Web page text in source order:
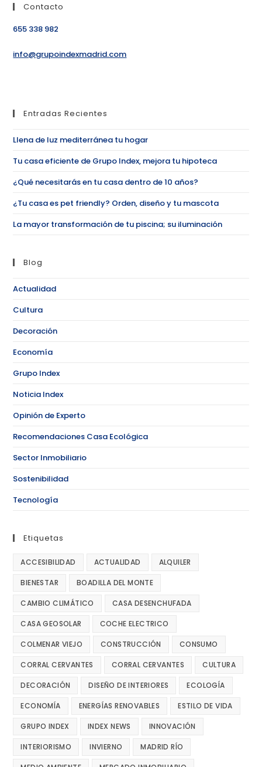
Contacto
655 338 982
info@grupoindexmadrid.com
Entradas Recientes
Llena de luz mediterránea tu hogar
Tu casa eficiente de Grupo Index, mejora tu hipoteca
¿Qué necesitarás en tu casa dentro de 10 años?
¿Tu casa es pet friendly? Orden, diseño y tu mascota
La mayor transformación de tu piscina; su iluminación
Blog
Actualidad
Cultura
Decoración
Economía
Grupo Index
Noticia Index
Opinión de Experto
Recomendaciones Casa Ecológica
Sector Inmobiliario
Sostenibilidad
Tecnología
Etiquetas
ACCESIBILIDAD ACTUALIDAD ALQUILER
BIENESTAR BOADILLA DEL MONTE
CAMBIO CLIMÁTICO CASA DESENCHUFADA
CASA GEOSOLAR COCHE ELECTRICO
COLMENAR VIEJO CONSTRUCCIÓN CONSUMO
CORRAL CERVANTES CORRAL CERVANTES CULTURA
DECORACIÓN DISEÑO DE INTERIORES ECOLOGÍA
ECONOMÍA ENERGÍAS RENOVABLES ESTILO DE VIDA
GRUPO INDEX INDEX NEWS INNOVACIÓN
INTERIORISMO INVIERNO MADRID RÍO